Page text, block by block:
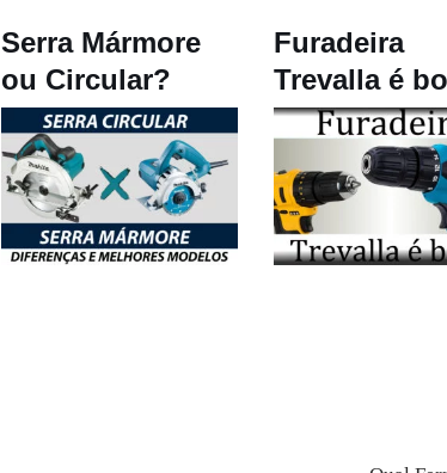
Serra Mármore
ou Circular?
Furadeira
Trevalla é